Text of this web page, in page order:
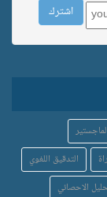
التدقيق اللغوي
الاحصائي